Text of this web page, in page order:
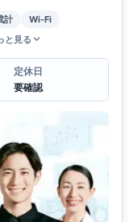
計
Wi-Fi
と見る
定休日
要確認